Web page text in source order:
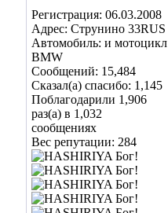
Регистрация: 06.03.2008
Адрес: Струнино 33RUS
Автомобиль: и мотоцикл
BMW
Сообщений: 15,484
Сказал(а) спасибо: 1,145
Поблагодарили 1,906
раз(а) в 1,032
сообщениях
Вес репутации: 284